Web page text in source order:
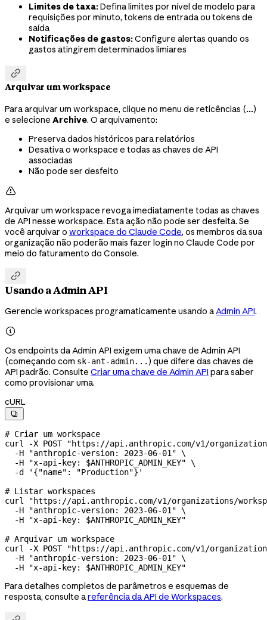
Limites de taxa:Defina limites por nível de modelo para
requisições por minuto, tokens de entrada ou tokens de
saída
Notificações de gastos:Configure alertas quando os
gastos atingirem determinados limiares

Arquivar um workspace
Para arquivar um workspace, clique no menu de reticências (...)
e selecione Archive. O arquivamento:
Preserva dados históricos para relatórios
Desativa o workspace e todas as chaves de API
associadas
Não pode ser desfeito

Arquivar um workspace revoga imediatamente todas as chaves
de API nesse workspace. Esta ação não pode ser desfeita. Se
você arquivar o workspace do Claude Code, os membros da sua
organização não poderão mais fazer login no Claude Code por
meio do faturamento do Console.

Usando a Admin API
Gerencie workspaces programaticamente usando aAdmin API.

Os endpoints da Admin API exigem uma chave de Admin API
(começando com sk-ant-admin... ) que difere das chaves de
API padrão. Consulte Criar uma chave de Admin API para saber
como provisionar uma.
cURL

# Criar um workspace
curl -X POST "https://api.anthropic.com/v1/
  -H
"anthropic-version: 2023-06-01" \
  -H
"x-api-key: $ANTHROPIC_ADMIN_KEY" \
  -d
'{"name": "Production"}'
# Listar workspaces
curl "https://api.anthropic.com/v1/organizations/
  -H
"anthropic-version: 2023-06-01" \
  -H
"x-api-key: $ANTHROPIC_ADMIN_KEY"
# Arquivar um workspace
curl -X POST "https://api.anthropic.com/v1/
  -H
"anthropic-version: 2023-06-01" \
  -H
"x-api-key: $ANTHROPIC_ADMIN_KEY"
Para detalhes completos de parâmetros e esquemas de
resposta, consulte areferência da API de Workspaces.